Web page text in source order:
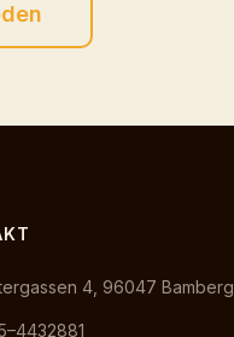
4, 96047 Bamberg